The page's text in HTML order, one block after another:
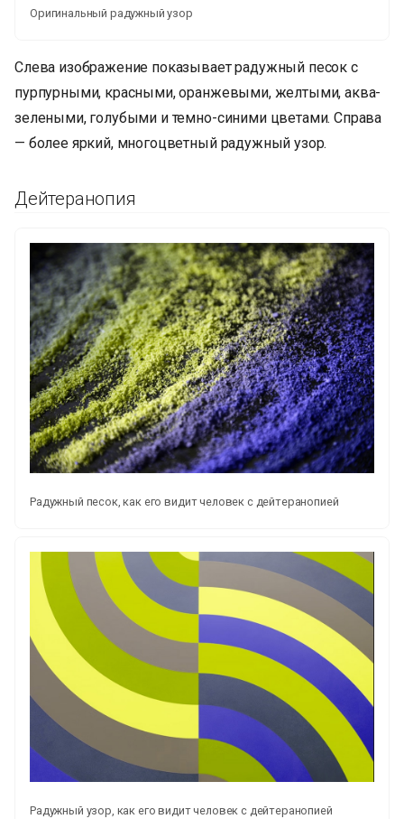
Оригинальный радужный узор
Слева изображение показывает радужный песок с
пурпурными, красными, оранжевыми, желтыми, аква-
зелеными, голубыми и темно-синими цветами. Справа
— более яркий, многоцветный радужный узор.
Дейтеранопия
Радужный песок, как его видит человек с дейтеранопией
Радужный узор, как его видит человек с дейтеранопией